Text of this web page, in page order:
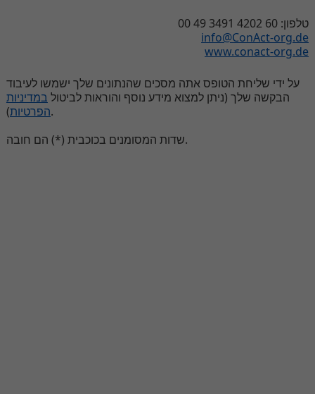
טלפון: 60 4202 3491 49 00
info@ConAct-org.de
www.conact-org.de
על ידי שליחת הטופס אתה מסכים שהנתונים שלך ישמשו לעיבוד
הבקשה שלך (ניתן למצוא מידע נוסף והוראות לביטול במדיניות
הפרטיות).
שדות המסומנים בכוכבית (*) הם חובה.